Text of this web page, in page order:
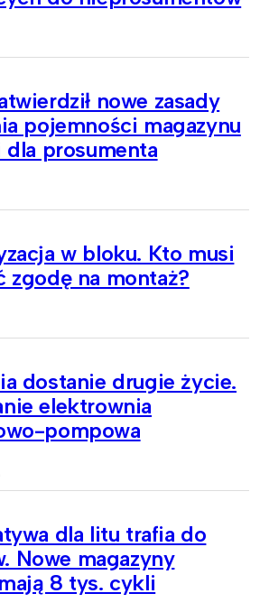
nowe zasady
pojemności magazynu
prosumenta
w bloku. Kto musi
zgodę na montaż?
dostanie drugie życie.
elektrownia
pompowa
dla litu trafia do
Nowe magazyny
8 tys. cykli